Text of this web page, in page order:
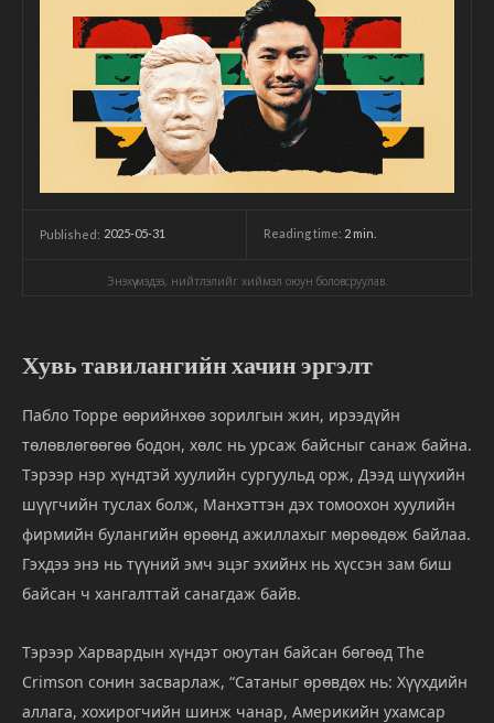
Published: 2025-05-31 Reading time: 2 min.
Энэхүү мэдээ, нийтлэлийг хиймэл оюун боловсруулав.
Хувь тавилангийн хачин эргэлт
Пабло Торре өөрийнхөө зорилгын жин, ирээдүйн
төлөвлөгөөгөө бодон, хөлс нь урсаж байсныг санаж байна.
Тэрээр нэр хүндтэй хуулийн сургуульд орж, Дээд шүүхийн
шүүгчийн туслах болж, Манхэттэн дэх томоохон хуулийн
фирмийн булангийн өрөөнд ажиллахыг мөрөөдөж байлаа.
Гэхдээ энэ нь түүний эмч эцэг эхийнх нь хүссэн зам биш
байсан ч хангалттай санагдаж байв.
Тэрээр Харвардын хүндэт оюутан байсан бөгөөд The
Crimson сонин засварлаж, “Сатаныг өрөвдөх нь: Хүүхдийн
аллага, хохирогчийн шинж чанар, Америкийн ухамсар